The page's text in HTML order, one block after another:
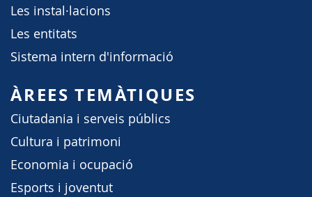
Les instal·lacions
Les entitats
Sistema intern d'informació
ÀREES TEMÀTIQUES
Ciutadania i serveis públics
Cultura i patrimoni
Economia i ocupació
Esports i joventut